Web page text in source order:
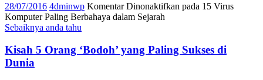
28/07/2016 4dminwp Komentar Dinonaktifkan pada 15 Virus
Komputer Paling Berbahaya dalam Sejarah
Sebaiknya anda tahu
Kisah 5 Orang ‘Bodoh’ yang Paling Sukses di
Dunia